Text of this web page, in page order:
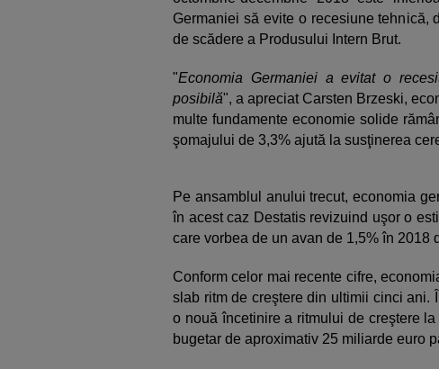
Germaniei să evite o recesiune tehnică,
de scădere a Produsului Intern Brut.
"Economia Germaniei a evitat o
posibilă", a apreciat Carsten Brzeski,
multe fundamente economie solide
şomajului de 3,3% ajută la susţinerea
Pe ansamblul anului trecut, economia
în acest caz Destatis revizuind uşor o
care vorbea de un avan de 1,5% în 2018
Conform celor mai recente cifre,
slab ritm de creştere din ultimii cinci ani.
o nouă încetinire a ritmului de creştere
bugetar de aproximativ 25 miliarde euro